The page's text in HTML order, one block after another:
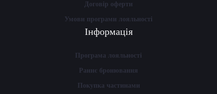
Договір оферти
Умови програми лояльності
Інформація
Програма лояльності
Раннє бронювання
Покупка частинами